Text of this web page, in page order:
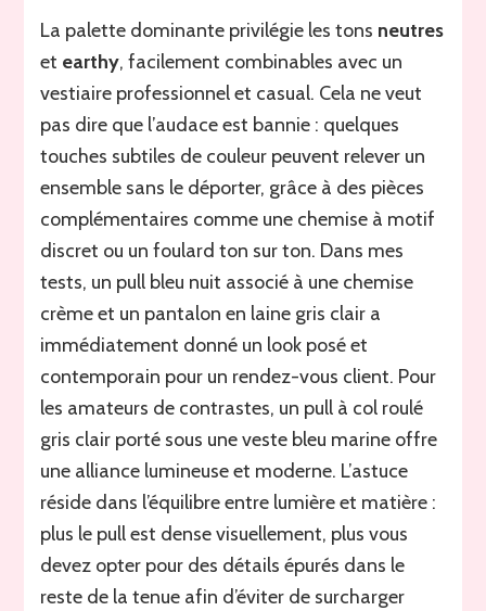
La palette dominante privilégie les tons neutres
et earthy, facilement combinables avec un
vestiaire professionnel et casual. Cela ne veut
pas dire que l’audace est bannie : quelques
touches subtiles de couleur peuvent relever un
ensemble sans le déporter, grâce à des pièces
complémentaires comme une chemise à motif
discret ou un foulard ton sur ton. Dans mes
tests, un pull bleu nuit associé à une chemise
crème et un pantalon en laine gris clair a
immédiatement donné un look posé et
contemporain pour un rendez-vous client. Pour
les amateurs de contrastes, un pull à col roulé
gris clair porté sous une veste bleu marine offre
une alliance lumineuse et moderne. L’astuce
réside dans l’équilibre entre lumière et matière :
plus le pull est dense visuellement, plus vous
devez opter pour des détails épurés dans le
reste de la tenue afin d’éviter de surcharger